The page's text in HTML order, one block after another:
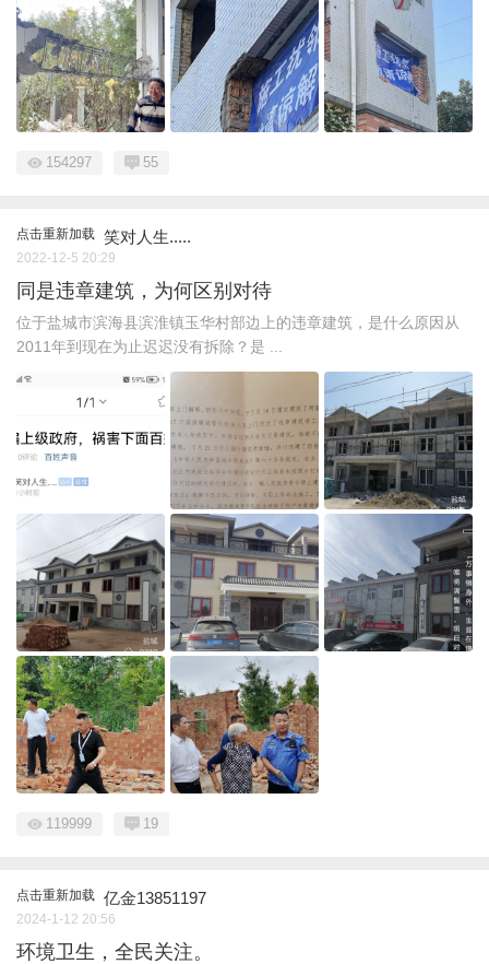
154297 55
点击重新加载 笑对人生.....
2022-12-5 20:29
同是违章建筑，为何区别对待
位于盐城市滨海县滨淮镇玉华村部边上的违章建筑，是什么原因从
2011年到现在为止迟迟没有拆除？是 ...
119999 19
点击重新加载 亿金13851197
2024-1-12 20:56
环境卫生，全民关注。